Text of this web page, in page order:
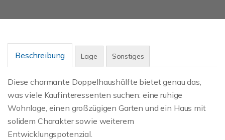
Beschreibung Lage Sonstiges
Diese charmante Doppelhaushälfte bietet genau das,
was viele Kaufinteressenten suchen: eine ruhige
Wohnlage, einen großzügigen Garten und ein Haus mit
solidem Charakter sowie weiterem
Entwicklungspotenzial.